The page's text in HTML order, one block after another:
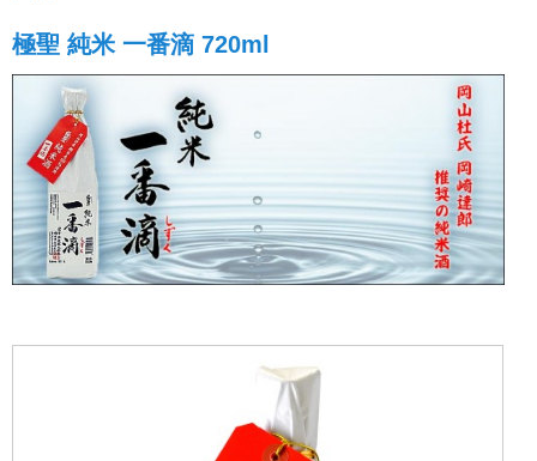
極聖 純米 一番滴 720ml